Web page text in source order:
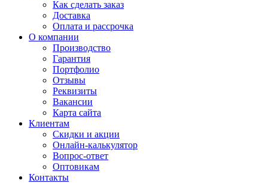
Как сделать заказ
Доставка
Оплата и рассрочка
О компании
Производство
Гарантия
Портфолио
Отзывы
Реквизиты
Вакансии
Карта сайта
Клиентам
Скидки и акции
Онлайн-калькулятор
Вопрос-ответ
Оптовикам
Контакты